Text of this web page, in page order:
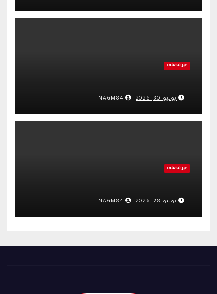
غير مصنف
يونيو 30, 2026
غير مصنف
يونيو 28, 2026